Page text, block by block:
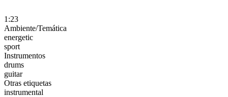
1:23
Ambiente/Temática
energetic
sport
Instrumentos
drums
guitar
Otras etiquetas
instrumental